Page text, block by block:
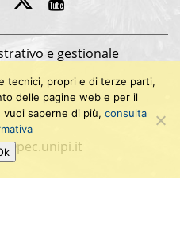
i
t
t
e
r
u
t
u
b
e
e gestionale
tecnici, propri e di terze parti,
delle pagine web e per il
vuoi saperne di più, consulta